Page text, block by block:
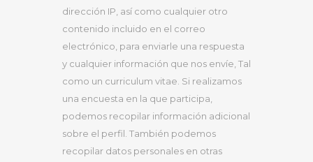
dirección IP, así como cualquier otro
contenido incluido en el correo
electrónico, para enviarle una respuesta
y cualquier información que nos envíe, Tal
como un curriculum vitae. Si realizamos
una encuesta en la que participa,
podemos recopilar información adicional
sobre el perfil. También podemos
recopilar datos personales en otras